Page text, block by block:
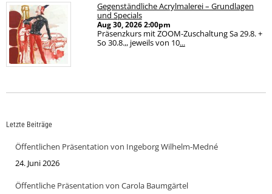
Gegenständliche Acrylmalerei – Grundlagen
und Specials
Aug 30, 20262:00pm
Präsenzkurs mit ZOOM-Zuschaltung Sa 29.8. +
So 30.8.,, jeweils von 10...
Letzte Beiträge
Öffentlichen Präsentation von Ingeborg Wilhelm-Medné
24. Juni 2026
Öffentliche Präsentation von Carola Baumgärtel